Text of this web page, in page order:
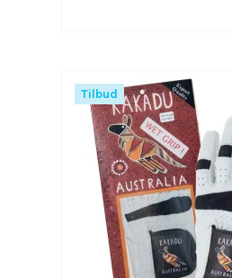
Tilbud